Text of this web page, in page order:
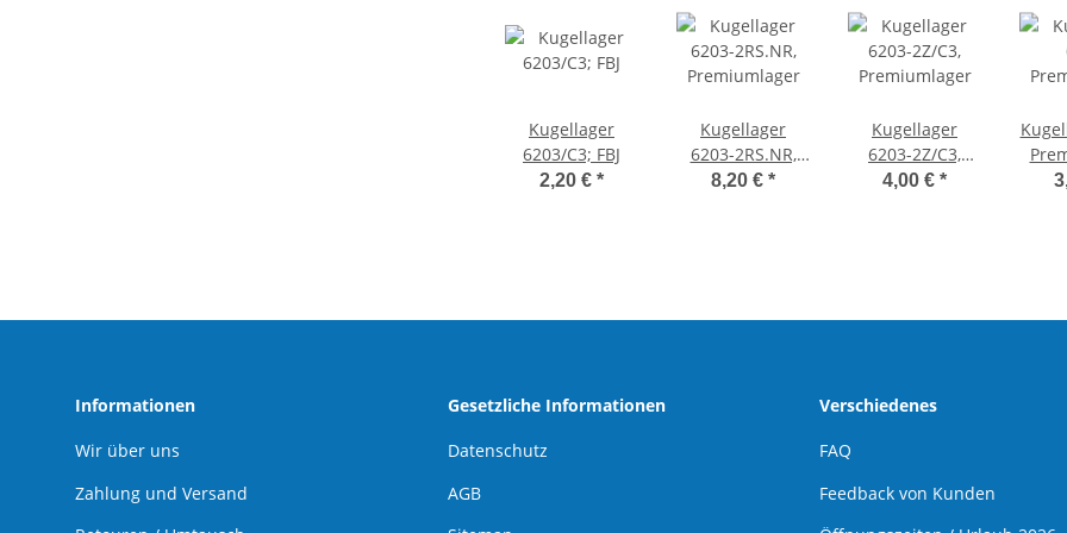
Kugellager
6203/C3; FBJ
2,20 € *
Kugellager
6203-2RS.NR,
Premiumlager
8,20 € *
Kugellager
6203-2Z/C3,
Premiumlager
4,00 € *
Informationen
Wir über uns
Zahlung und Versand
Gesetzliche Informationen
Datenschutz
AGB
Verschiedenes
FAQ
Feedback von Kunden